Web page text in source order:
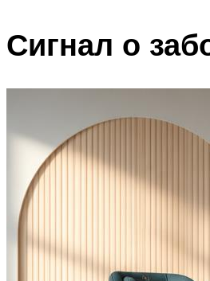
Сигнал о